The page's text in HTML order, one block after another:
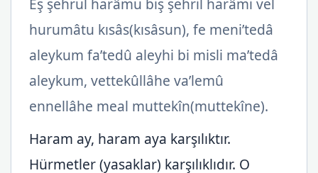
Eş şehrul harâmu biş şehril harâmi vel
hurumâtu kısâs(kısâsun), fe meni’tedâ
aleykum fa’tedû aleyhi bi misli ma’tedâ
aleykum, vettekûllâhe va’lemû
ennellâhe meal muttekîn(muttekîne).
Haram ay, haram aya karşılıktır.
Hürmetler (yasaklar) karşılıklıdır. O